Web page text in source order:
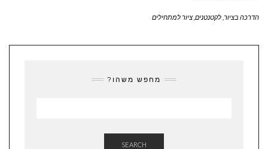
הדרכה בציור לקטנטנים ציור למתחילים
מחפש משהו?
SEARCH